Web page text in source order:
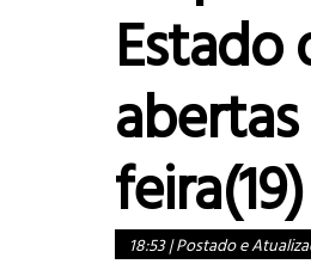
Estado
feira(19)
18:53|Postado e